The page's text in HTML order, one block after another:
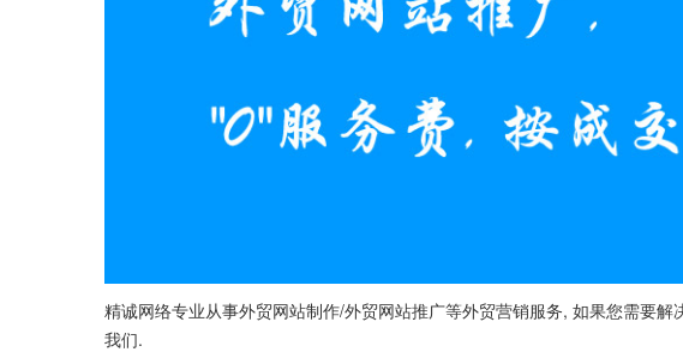
精诚网络专业从事外贸网站制作/外贸网站推广等外贸营销服务, 如果您需要
我们.